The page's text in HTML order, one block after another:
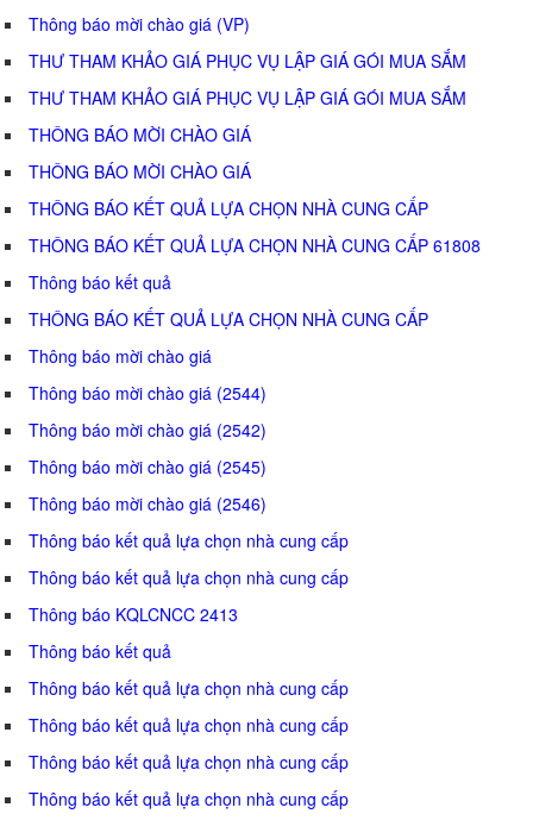
Thông báo mời chào giá (VP)
THƯ THAM KHẢO GIÁ PHỤC VỤ LẬP GIÁ GÓI MUA SẮM
THƯ THAM KHẢO GIÁ PHỤC VỤ LẬP GIÁ GÓI MUA SẮM
THÔNG BÁO MỜI CHÀO GIÁ
THÔNG BÁO MỜI CHÀO GIÁ
THÔNG BÁO KẾT QUẢ LỰA CHỌN NHÀ CUNG CẤP
THÔNG BÁO KẾT QUẢ LỰA CHỌN NHÀ CUNG CẤP 61808
Thông báo kết quả
THÔNG BÁO KẾT QUẢ LỰA CHỌN NHÀ CUNG CẤP
Thông báo mời chào giá
Thông báo mời chào giá (2544)
Thông báo mời chào giá (2542)
Thông báo mời chào giá (2545)
Thông báo mời chào giá (2546)
Thông báo kết quả lựa chọn nhà cung cấp
Thông báo kết quả lựa chọn nhà cung cấp
Thông báo KQLCNCC 2413
Thông báo kết quả
Thông báo kết quả lựa chọn nhà cung cấp
Thông báo kết quả lựa chọn nhà cung cấp
Thông báo kết quả lựa chọn nhà cung cấp
Thông báo kết quả lựa chọn nhà cung cấp